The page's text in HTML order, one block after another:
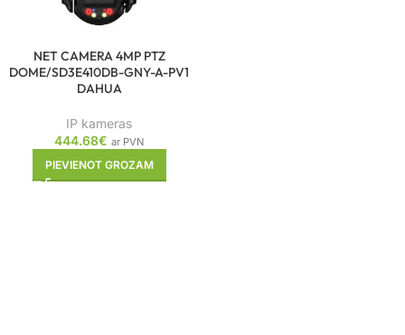
NET CAMERA 4MP PTZ
DOME/SD3E410DB-GNY-A-PV1
DAHUA
IP kameras
444.68€ ar PVN
PIEVIENOT GROZAM